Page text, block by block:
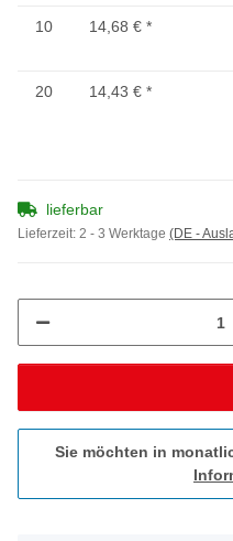
10 14,68 € *
20 14,43 € *
lieferbar
Lieferzeit: 2 - 3 Werktage (DE -
Sie möchten in